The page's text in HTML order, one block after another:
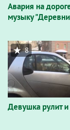
Авария на
музыку
Девушка рулит
8